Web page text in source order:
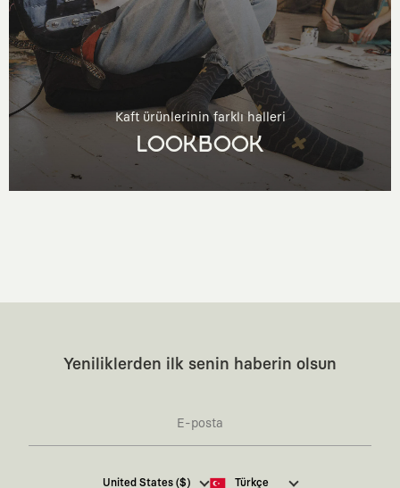
Kaft ürünlerinin farklı halleri
LOOKBOOK
Yeniliklerden ilk senin haberin olsun
Kaft Tasarım Tekstil Sanayi ve Ticaret Anonim
United States ($) Türkçe